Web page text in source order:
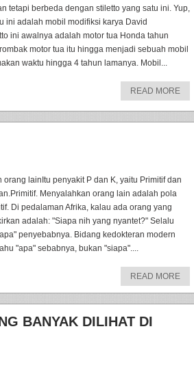
tetapi berbeda dengan stiletto yang satu ini. Yup,
ini adalah mobil modifiksi karya David
ini awalnya adalah motor tua Honda tahun
motor tua itu hingga menjadi sebuah mobil
waktu hingga 4 tahun lamanya. Mobil...
READ MORE
orang lainItu penyakit P dan K, yaitu Primitif dan
Menyalahkan orang lain adalah pola
Di pedalaman Afrika, kalau ada orang yang
adalah: "Siapa nih yang nyantet?" Selalu
penyebabnya. Bidang kedokteran modern
"apa" sebabnya, bukan "siapa"....
READ MORE
BANYAK DILIHAT DI